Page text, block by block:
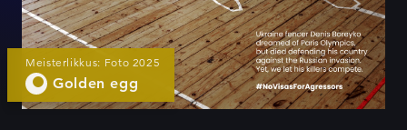
Meisterlikkus: Foto 2025
Golden egg